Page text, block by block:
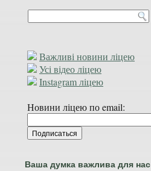
Важливі новини ліцею
Усі відео ліцею
Instagram ліцею
Новини ліцею по email:
Ваша думка важлива для нас